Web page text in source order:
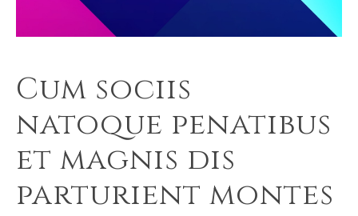
Cum sociis
natoque penatibus
et magnis dis
parturient montes